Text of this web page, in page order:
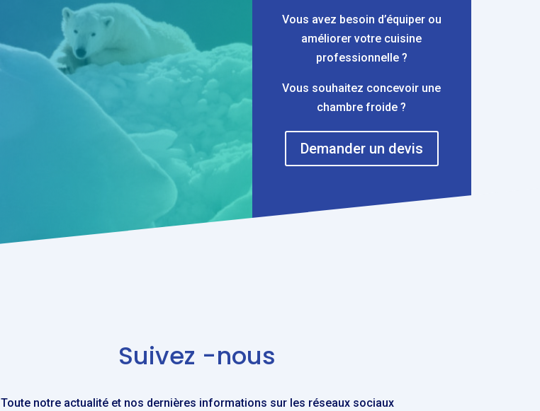
Vous avez besoin d’équiper ou
améliorer votre cuisine
professionnelle ?
Vous souhaitez concevoir une
chambre froide ?
Demander un devis
Suivez -nous
Toute notre actualité et nos dernières informations sur les réseaux sociaux